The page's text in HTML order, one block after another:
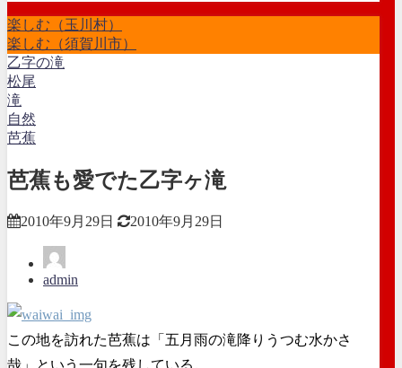
楽しむ（玉川村）
楽しむ（須賀川市）
乙字の滝
松尾
滝
自然
芭蕉
芭蕉も愛でた乙字ヶ滝
2010年9月29日 2010年9月29日
admin
この地を訪れた芭蕉は「五月雨の滝降りうつむ水かさ
哉」という一句を残している。